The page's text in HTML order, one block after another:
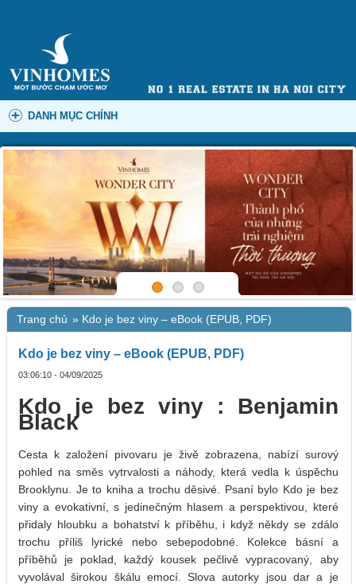
DANH MỤC CHÍNH
Trang chủ » Kdo je bez viny – eBook (EPUB, PDF)
Kdo je bez viny – eBook (EPUB, PDF)
03:06:10 - 04/09/2025
Kdo je bez viny : Benjamin
Black
Cesta k založení pivovaru je živě zobrazena, nabízí surový
pohled na směs vytrvalosti a náhody, která vedla k úspěchu
Brooklynu. Je to kniha a trochu děsivé. Psaní bylo Kdo je bez
viny a evokativní, s jedinečným hlasem a perspektivou, které
přidaly hloubku a bohatství k příběhu, i když někdy se zdálo
trochu příliš lyrické nebo sebepodobné. Kolekce básní a
příběhů je poklad, každý kousek pečlivě vypracovaný, aby
vyvolával širokou škálu emocí. Slova autorky jsou dar a je